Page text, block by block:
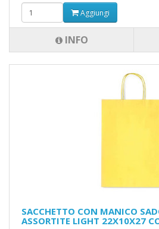
Aggiungi
INFO
SACCHETTO CON MANICO
ASSORTITE LIGHT 22X10X27